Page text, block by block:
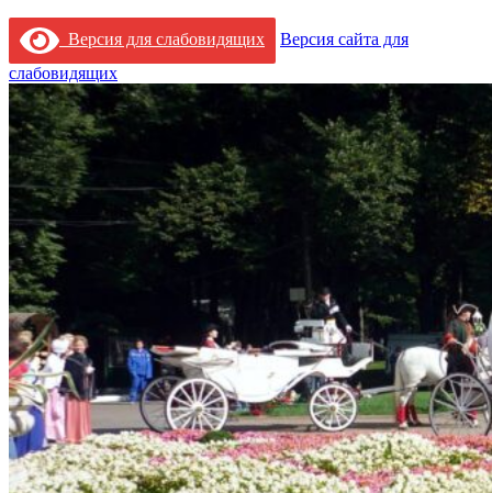
Версия для слабовидящих
Версия сайта для
слабовидящих